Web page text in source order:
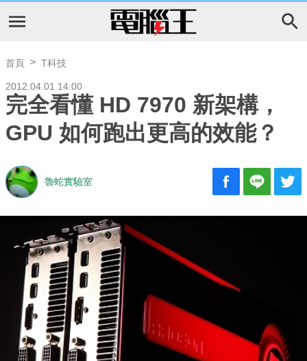
首頁 T科技
2012.04.01 14:00
完全看懂 HD 7970 新架構，
GPU 如何跑出更高的效能？
魯蛇實驗室